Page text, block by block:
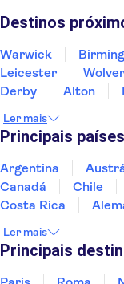
Destinos
Warwick
Leicester
Derby
Alton
Sheffield
Ler mais
Principais países
Argentina
Canadá
Chile
Costa Rica
Panamá
Peru
Ler mais
Principais